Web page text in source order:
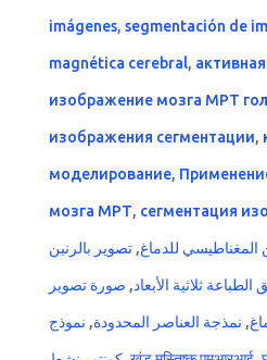
imágenes, segmentación de
magnética cerebral,
изображение мозга МРТ
изображения сегментации,
моделирование,
мозга МРТ, сегментация
المغناطيسي للدماغ,تصوير بالرنين
الطباعة ثلاثية الأبعاد, صورة تصوير
, نمذجة العناصر المحدودة, نموذج